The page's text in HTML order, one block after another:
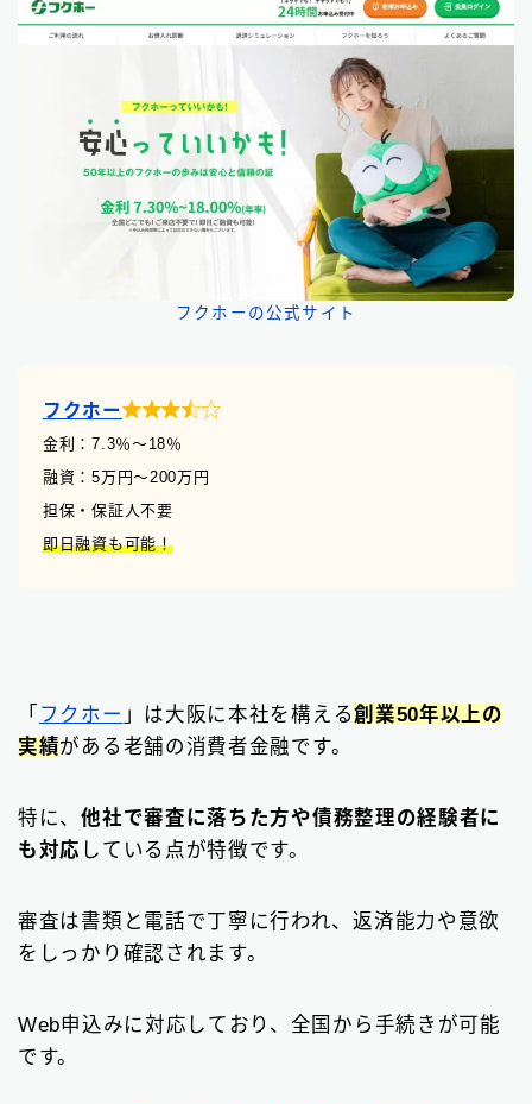
フクホーの公式サイト
フクホー
金利：7.3％〜18％
融資：5万円〜200万円
担保・保証人不要
即日融資も可能！
「 フクホー 」は大阪に本社を構える創業50年以上の
実績がある老舗の消費者金融です。
特に、他社で審査に落ちた方や債務整理の経験者に
も対応 している点が特徴です。
審査は書類と電話で丁寧に行われ、返済能力や意欲
をしっかり確認されます。
Web申込みに対応しており、全国から手続きが可能
です。